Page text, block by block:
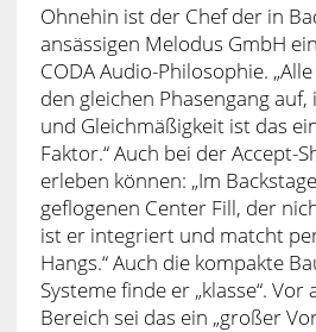
Ohnehin ist der Chef der in
ansässigen Melodus GmbH
CODA Audio-Philosophie.
den gleichen Phasengang
und Gleichmäßigkeit ist das
Faktor.“ Auch bei der Accept-
erleben können: „Im
geflogenen Center Fill, der
ist er integriert und matcht
Hangs.“ Auch die kompakte
Systeme finde er „klasse“.
Bereich sei das ein „großer